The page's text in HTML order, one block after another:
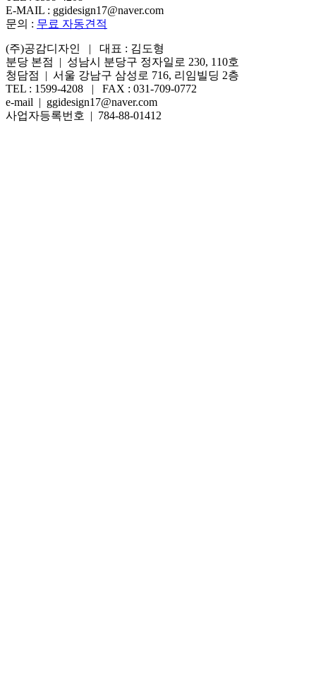
E-MAIL : ggidesign17@naver.com
문의 : 무료 자동견적
(주)공감디자인 | 대표 : 김도형
분당 본점 | 성남시 분당구 정자일로 230, 110호
청담점 | 서울 강남구 삼성로 716, 리임빌딩 2층
TEL : 1599-4208 | FAX : 031-709-0772
e-mail | ggidesign17@naver.com
사업자등록번호 | 784-88-01412